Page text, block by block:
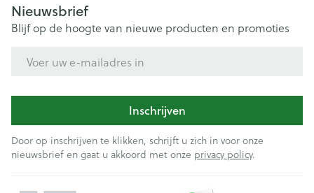
Nieuwsbrief
Blijf op de hoogte van nieuwe producten en promoties
Inschrijven
Door op inschrijven te klikken, schrijft u zich in voor onze
nieuwsbrief en gaat u akkoord met onze privacy policy.